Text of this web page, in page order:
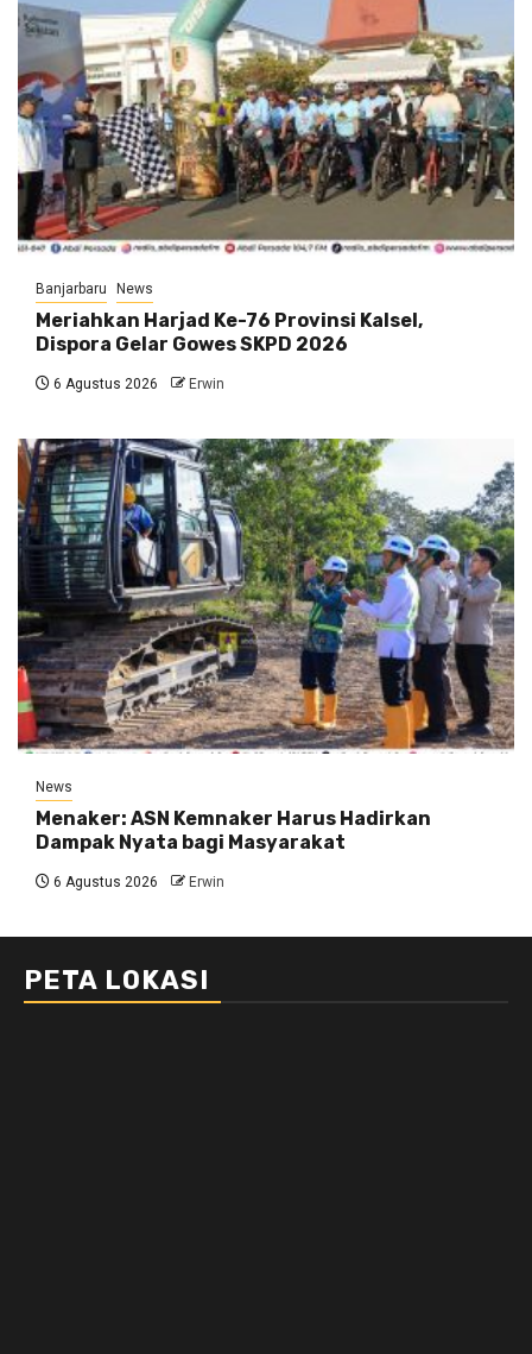
Banjarbaru News
Meriahkan Harjad Ke-76 Provinsi Kalsel,
Dispora Gelar Gowes SKPD 2026
6 Agustus 2026 Erwin
News
Menaker: ASN Kemnaker Harus Hadirkan
Dampak Nyata bagi Masyarakat
6 Agustus 2026 Erwin
PETA LOKASI